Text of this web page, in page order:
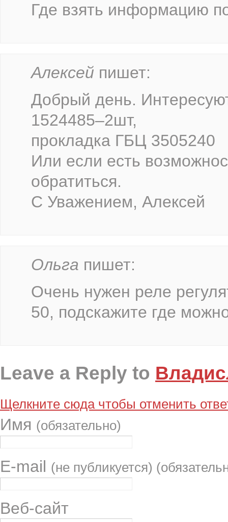
Где взять информацию
Алексей пишет:
Добрый день.
1524485–2шт,
прокладка ГБЦ 3505240
Или если есть
обратиться.
С Уважением, Алексей
Ольга пишет:
Очень нужен реле
50, подскажите где
Leave a Reply to
Щелкните сюда чтобы отменить
Имя (обязательно)
E-mail (не публикуется)
Веб-сайт